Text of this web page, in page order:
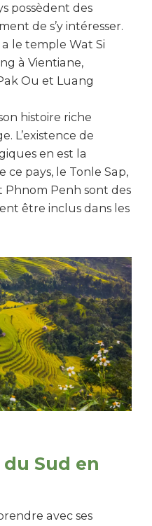
possèdent des
de s’y intéresser.
le temple Wat Si
à Vientiane,
Ou et Luang
histoire riche
L’existence de
en est la
ce pays, le Tonle Sap,
Phnom Penh sont des
être inclus dans les
du Sud en
avec ses